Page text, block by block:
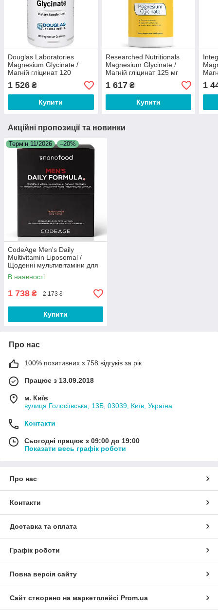
Douglas Laboratories
Magnesium Glycinate /
Магній гліцинат 120
капсул
1 526 ₴
Купити
Researched Nutritionals
Magnesium Glycinate /
Магній гліцинат 125 мг
120 капсул
1 617₴
Купити
1
Акційні пропозиції та новинки
Термін 11/2026 –20%
CodeAge Men's Daily
Multivitamin Liposomal /
Щоденні мультивітаміни для
чоловіків ліпосомальні 30
саше Термін 11/2026
В наявності
1 738 ₴ 2 173 ₴
Купити
Про нас
100% позитивних з 758 відгуків за рік
Працює з 13.09.2018
м. Київ
вулиця Голосіївська, 13Б, 03039, Київ, Україна
Контакти
Сьогодні працює з 09:00 до 19:00
Показати весь графік роботи
Про нас
Контакти
Доставка та оплата
Графік роботи
Повна версія сайту
Сайт створено на маркетплейсі Prom.ua